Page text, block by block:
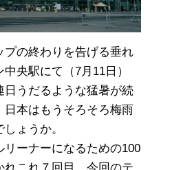
プの終わりを告げる垂れ
央駅にて（7月11日）
日うだるような猛暑が続
日本はもうそろそろ梅雨
ょうか。
リーナーになるための100